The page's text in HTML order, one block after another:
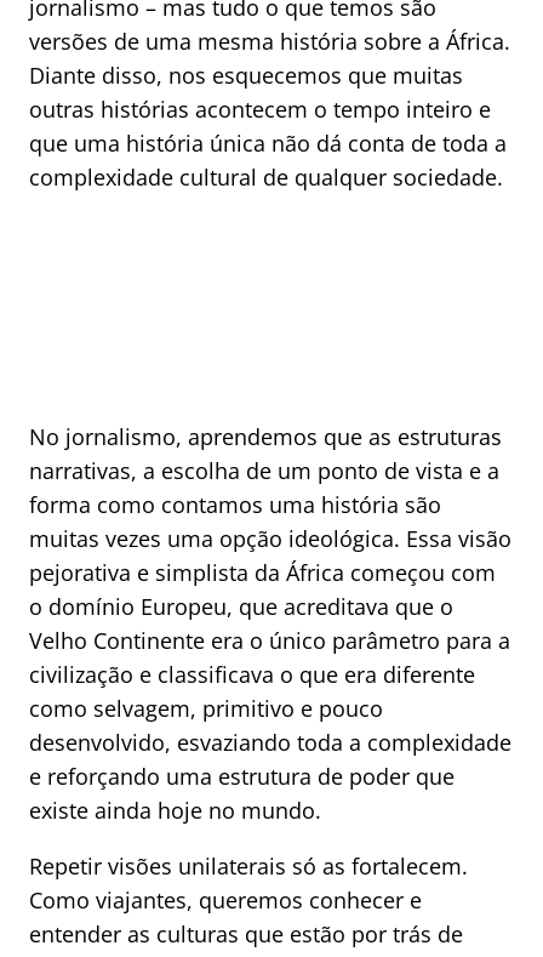
jornalismo – mas tudo o que temos são
versões de uma mesma história sobre a África.
Diante disso, nos esquecemos que muitas
outras histórias acontecem o tempo inteiro e
que uma história única não dá conta de toda a
complexidade cultural de qualquer sociedade.
No jornalismo, aprendemos que as estruturas
narrativas, a escolha de um ponto de vista e a
forma como contamos uma história são
muitas vezes uma opção ideológica. Essa visão
pejorativa e simplista da África começou com
o domínio Europeu, que acreditava que o
Velho Continente era o único parâmetro para a
civilização e classificava o que era diferente
como selvagem, primitivo e pouco
desenvolvido, esvaziando toda a complexidade
e reforçando uma estrutura de poder que
existe ainda hoje no mundo.
Repetir visões unilaterais só as fortalecem.
Como viajantes, queremos conhecer e
entender as culturas que estão por trás de